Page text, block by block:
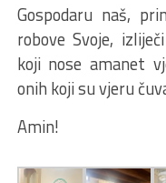
Gospodaru naš,
robove Svoje,
koji nose amanet
onih koji su vjeru
Amin!